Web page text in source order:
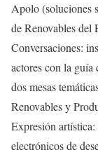
Apolo (soluciones
de Renovables del
Conversaciones:
actores con la
dos mesas
Renovables y
Expresión
electrónicos de